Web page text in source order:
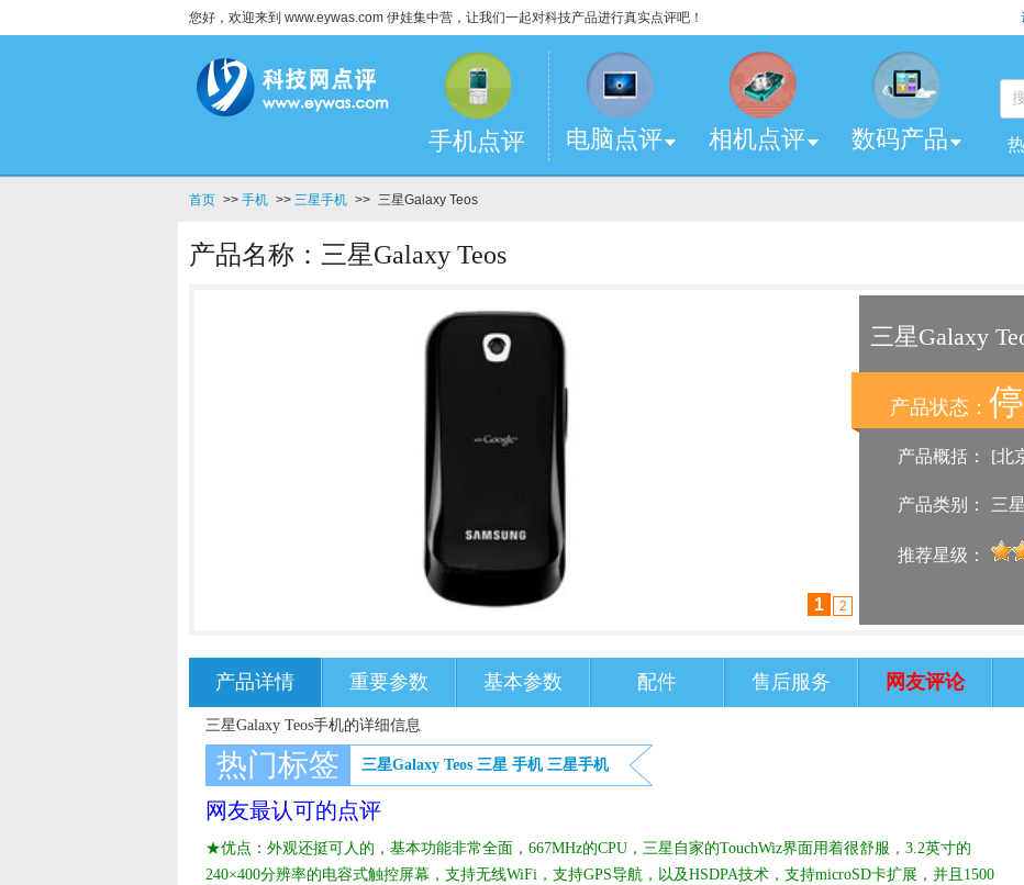
您好，欢迎来到 www.eywas.com 伊娃集中营，让我们一起对科技产品进行真实点评吧！
手机点评 电脑点评 相机点评 数码产品
首页 >> 手机 >> 三星手机 >> 三星Galaxy Teos
产品名称：三星Galaxy Teos
1 2
三星Galaxy
产品状态：
产品概括： [北
产品类别： 三
推荐星级：
产品详情 重要参数 基本参数 配件 售后服务 网友评论
三星Galaxy Teos手机的详细信息
热门标签 三星Galaxy Teos 三星 手机 三星手机
网友最认可的点评
★优点：外观还挺可人的，基本功能非常全面，667MHz的CPU，三星自家的TouchWiz界面用着很舒服，3.2英寸的
240×400分辨率的电容式触控屏幕，支持无线WiFi，支持GPS导航，以及HSDPA技术，支持microSD卡扩展，并且1500